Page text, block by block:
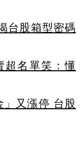
台股箱型密碼
超名單笑：懂
」又漲停 台股